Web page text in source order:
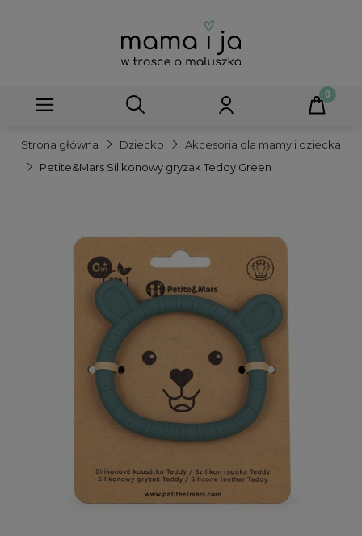
Strona główna Dziecko
Akcesoria dla mamy i dziecka
Petite&Mars Silikonowy gryzak Teddy Green